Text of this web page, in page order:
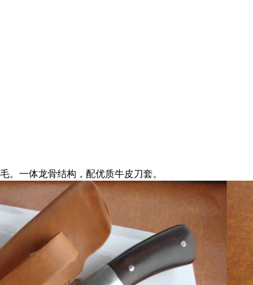
。一体龙骨结构，配优质牛皮刀套。